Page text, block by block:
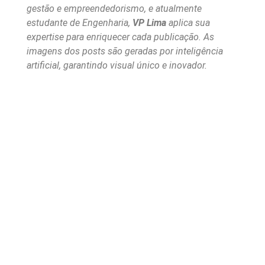
gestão e empreendedorismo, e atualmente
estudante de Engenharia, VP Lima aplica sua
expertise para enriquecer cada publicação. As
imagens dos posts são geradas por inteligência
artificial, garantindo visual único e inovador.